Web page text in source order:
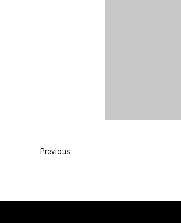
Previous